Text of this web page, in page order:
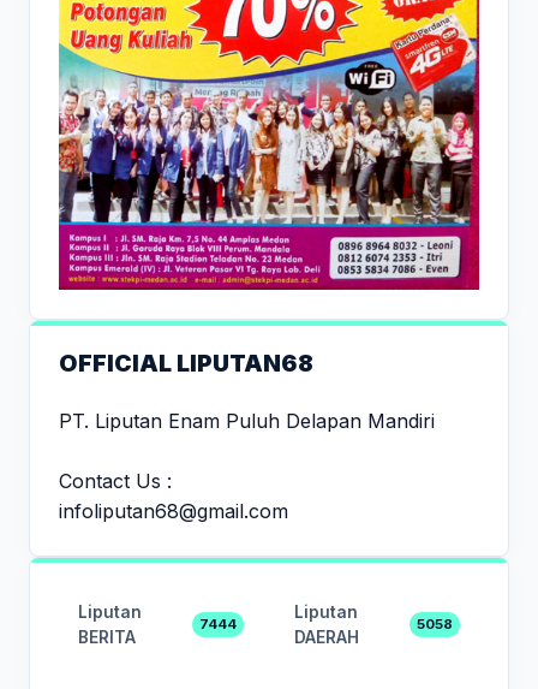
OFFICIAL LIPUTAN68
PT. Liputan Enam Puluh Delapan Mandiri
Contact Us :
infoliputan68@gmail.com
Liputan
BERITA
7444
Liputan
DAERAH
5058